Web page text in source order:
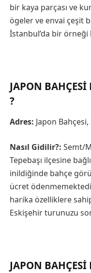
bir kaya parçası ve
ögeler ve envai çeşit
İstanbul’da bir örneği
JAPON
?
Adres: Japon
Nasıl Gidilir?: Semt/
Tepebaşı ilçesine
inildiğinde bahçe
ücret
harika özelliklere
Eskişehir turunuzu
JAPON BAHÇESI